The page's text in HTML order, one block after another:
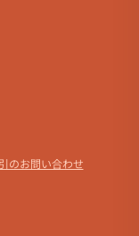
のお問い合わせ